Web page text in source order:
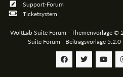
Support-Forum
Ticketsystem
WoltLab Suite Forum - Themenvorlage ©
Suite Forum - Beitragsvorlage